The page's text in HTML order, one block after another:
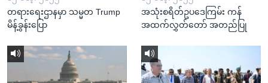
တရားရေးဌာနမှာ သမ္မတ Trump
မိန့်ခွန်းပြော
အသုံးစရိတ်ဥပဒေကြမ်း ကန်
အထက်လွှတ်တော် အတည်ပြု